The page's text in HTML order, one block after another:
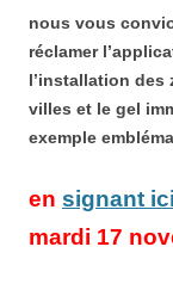
nous vous
réclamer
l’installation des
villes et le gel
exemple
en signant ici
mardi 17